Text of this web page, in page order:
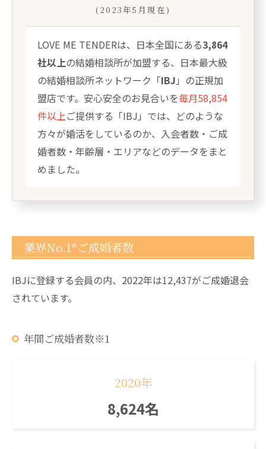
(2023年5月現在)
LOVE ME TENDERは、日本全国にある3,864
社以上の結婚相談所が加盟する、日本最大級
の結婚相談所ネットワーク「IBJ 」の正規加
盟店です。安心安全のお見合いを毎月58,854
件以上ご提供する「IBJ」では、どのような
方々が婚活をしているのか、入会者数・ご成
婚者数・年齢層・エリアなどのデータをまと
めました。
業界No.1*ご成婚者数
IBJに登録する会員の内、2022年は12,437がご成婚退会
されています。
年間ご成婚者数※1
2020年
8,624名